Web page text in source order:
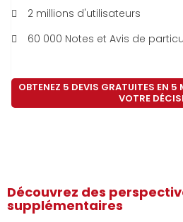
2 millions d'utilisateurs
60 000 Notes et Avis de
OBTENEZ 5 DEVIS GRATUITES EN 5
VOTRE
Découvrez des
supplémentaires